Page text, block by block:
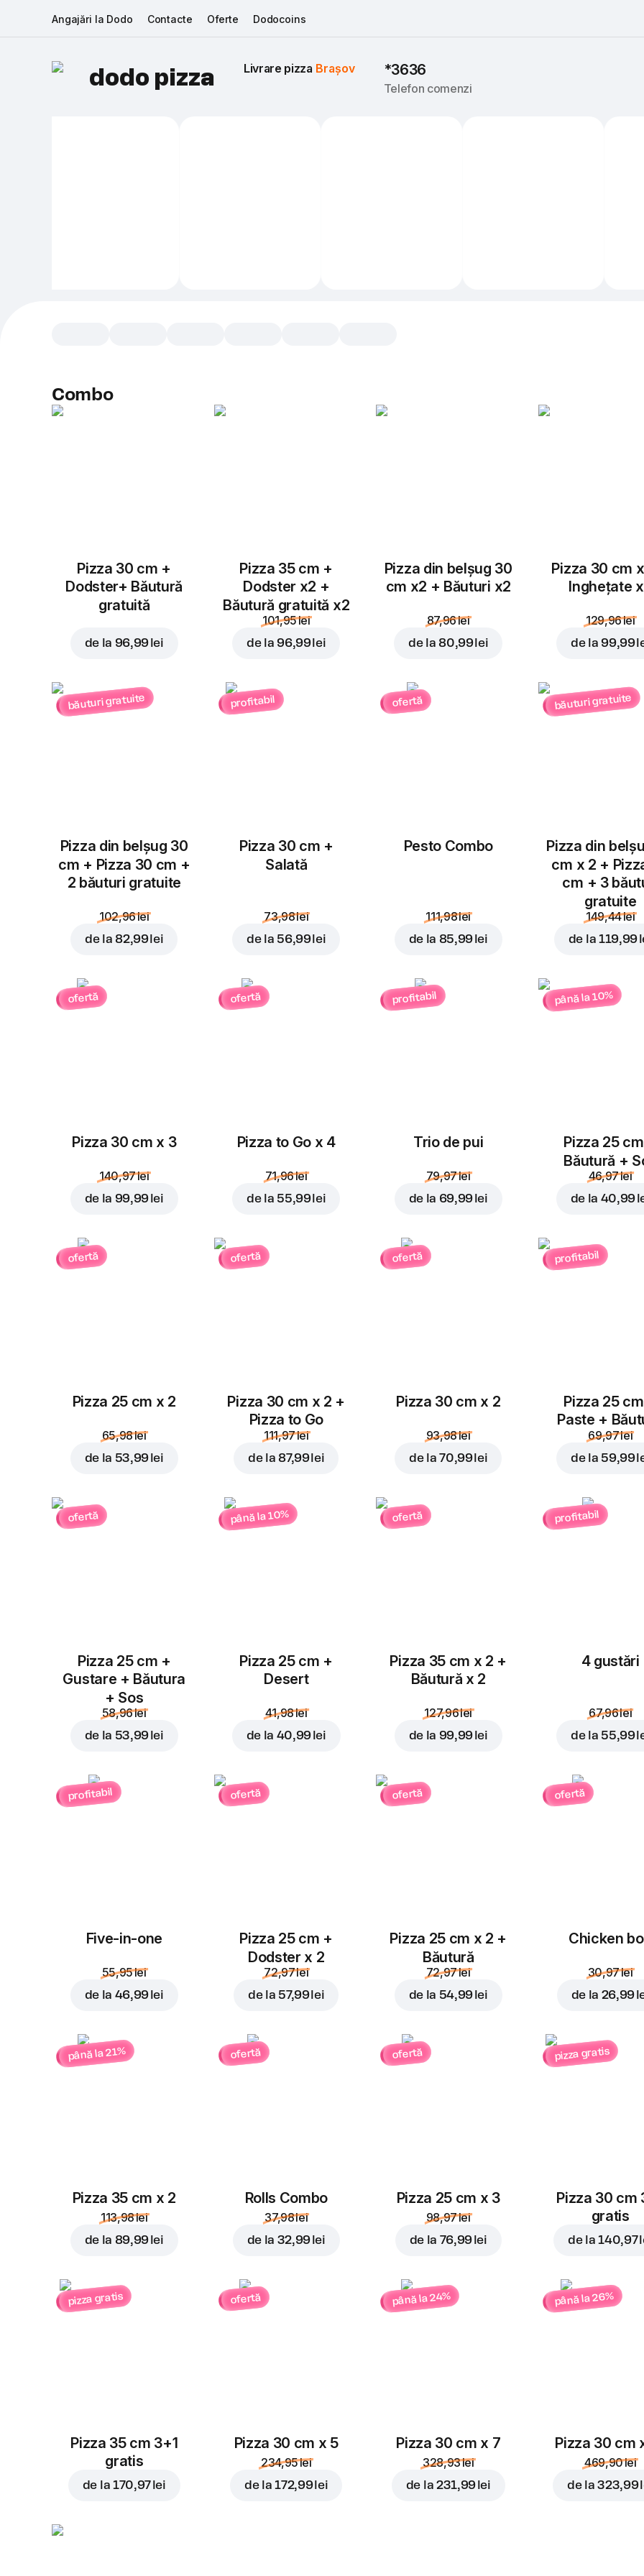
Angajări la Dodo Contacte Oferte Dodocoins
dodo pizza Livrare pizza Brașov *3636
Telefon comenzi
Combo
Pizza 30 cm +
Dodster+ Băutură
gratuită
de la 96,99 lei
Pizza 35 cm +
Dodster x2 +
Băutură gratuită x2
101,95 lei
de la 96,99 lei
Pizza din belșug 30
cm x2 + Băuturi x2
87,96 lei
de la 80,99 lei
Pizza 30 cm
Inghețate
129,96 lei
de la 99,99
băuturi gratuite
Pizza din belșug 30
cm + Pizza 30 cm +
2 băuturi gratuite
102,96 lei
de la 82,99 lei
profitabil
Pizza 30 cm +
Salată
73,98 lei
de la 56,99 lei
ofertă
Pesto Combo
111,98 lei
de la 85,99 lei
băuturi gratuite
Pizza din
cm x 2 +
cm + 3
gratuite
149,44 lei
de la 119,99
ofertă
Pizza 30 cm x 3
140,97 lei
de la 99,99 lei
ofertă
Pizza to Go x 4
71,96 lei
de la 55,99 lei
profitabil
Trio de pui
79,97 lei
de la 69,99 lei
până la 10%
Pizza 25
Băutură +
46,97 lei
de la 40,99
ofertă
Pizza 25 cm x 2
65,98 lei
de la 53,99 lei
ofertă
Pizza 30 cm x 2 +
Pizza to Go
111,97 lei
de la 87,99 lei
ofertă
Pizza 30 cm x 2
93,98 lei
de la70,99 lei
profitabil
Pizza 25
Paste +
69,97 lei
de la 59,99
ofertă
Pizza 25 cm +
Gustare + Băutura
+ Sos
58,96 lei
de la 53,99 lei
până la 10%
Pizza 25 cm +
Desert
41,98 lei
de la 40,99 lei
ofertă
Pizza 35 cm x 2 +
Băutură x 2
127,96 lei
de la 99,99 lei
profitabil
4 gustări
67,96 lei
de la 55,99
profitabil
Five-in-one
55,95 lei
de la 46,99 lei
ofertă
Pizza 25 cm +
Dodster x 2
72,97 lei
de la 57,99 lei
ofertă
Pizza 25 cm x 2 +
Băutură
72,97 lei
de la 54,99 lei
ofertă
Chicken
30,97 lei
de la 26,99
până la 21%
Pizza 35 cm x 2
113,98 lei
de la 89,99 lei
ofertă
Rolls Combo
37,98 lei
de la 32,99 lei
ofertă
Pizza 25 cm x 3
98,97 lei
de la 76,99 lei
pizza gratis
Pizza 30 cm
gratis
de la140,97
pizza gratis
Pizza 35 cm 3+1
gratis
de la 170,97 lei
ofertă
Pizza 30 cm x 5
234,95 lei
de la172,99 lei
până la 24%
Pizza 30 cm x 7
328,93 lei
de la 231,99 lei
până la 26%
Pizza 30 cm
469,90 lei
de la323,99